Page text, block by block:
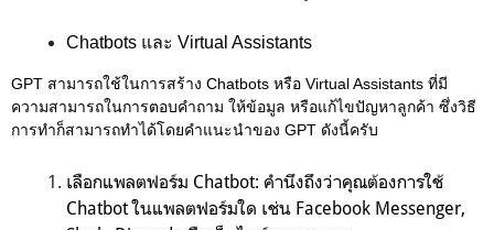
Chatbots และ Virtual Assistants
GPT สามารถใช้ในการสร้าง Chatbots หรือ Virtual Assistants ที่มี
ความสามารถในการตอบคำถาม ให้ข้อมูล หรือแก้ไขปัญหาลูกค้า ซึ่งวิธี
การทำก็สามารถทำได้โดยคำแนะนำของ GPT ดังนี้ครับ
เลือกแพลตฟอร์ม Chatbot: คำนึงถึงว่าคุณต้องการใช้
Chatbot ในแพลตฟอร์มใด เช่น Facebook Messenger,